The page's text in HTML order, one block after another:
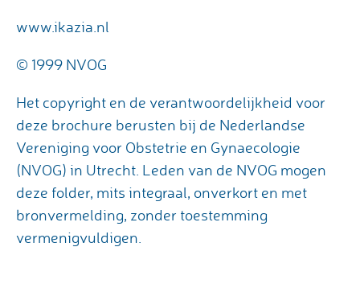
www.ikazia.nl
© 1999 NVOG
Het copyright en de verantwoordelijkheid voor
deze brochure berusten bij de Nederlandse
Vereniging voor Obstetrie en Gynaecologie
(NVOG) in Utrecht. Leden van de NVOG mogen
deze folder, mits integraal, onverkort en met
bronvermelding, zonder toestemming
vermenigvuldigen.